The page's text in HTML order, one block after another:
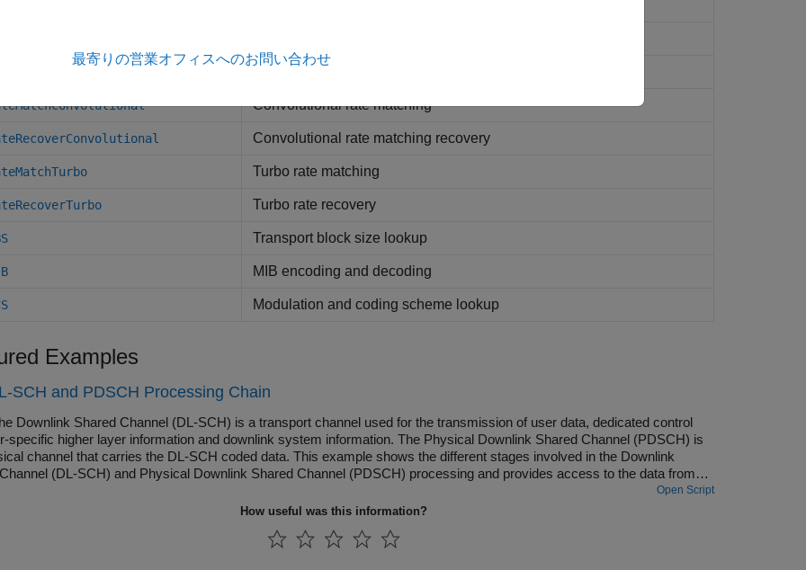
Turbo decoding
Convolutional rate matching
Convolutional rate matching recovery
Turbo rate matching
Turbo rate recovery
Transport block size lookup
MIB encoding and decoding
Modulation and coding scheme lookup
Examples
SCH and PDSCH Processing Chain
Downlink Shared Channel (DL-SCH) is a transport channel used for the transmission of user data, dedicated control
specific higher layer information and downlink system information. The Physical Downlink Shared Channel (PDSCH) is
channel that carries the DL-SCH coded data. This example shows the different stages involved in the Downlink
(DL-SCH) and Physical Downlink Shared Channel (PDSCH) processing and provides access to the data from
Open Script
How useful was this information?
最寄りの営業オフィスへのお問い合わせ